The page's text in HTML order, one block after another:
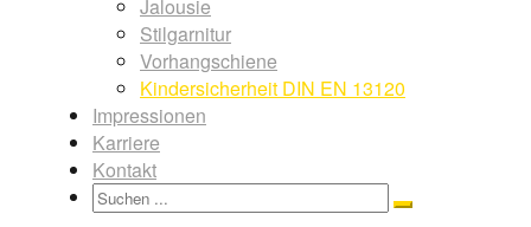
Jalousie
Stilgarnitur
Vorhangschiene
Kindersicherheit DIN EN 13120
Impressionen
Karriere
Kontakt
Search
Search